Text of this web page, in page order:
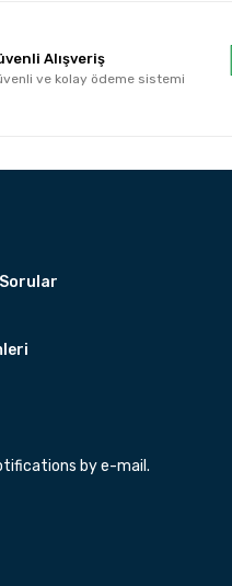
Alışveriş
ve kolay ödeme sistemi
by e-mail.